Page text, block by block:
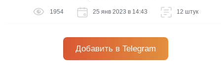
1954 25 янв 2023 в 14:43 12 штук
Добавить в Telegram